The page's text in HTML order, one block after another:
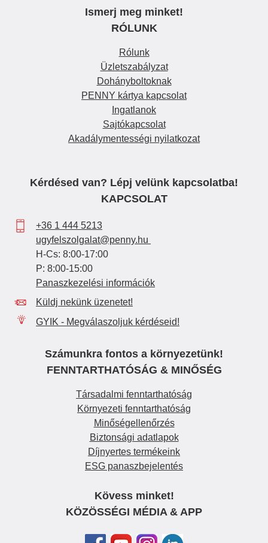
Ismerj meg minket!
RÓLUNK
Rólunk
Üzletszabályzat
Dohányboltoknak
PENNY kártya kapcsolat
Ingatlanok
Sajtókapcsolat
Akadálymentességi nyilatkozat
Kérdésed van? Lépj velünk kapcsolatba!
KAPCSOLAT
+36 1 444 5213
ugyfelszolgalat@penny.hu
H-Cs: 8:00-17:00
P: 8:00-15:00
Panaszkezelési információk
Küldj nekünk üzenetet!
GYIK - Megválaszoljuk kérdéseid!
Számunkra fontos a környezetünk!
FENNTARTHATÓSÁG & MINŐSÉG
Társadalmi fenntarthatóság
Környezeti fenntarthatóság
Minőségellenőrzés
Biztonsági adatlapok
Díjnyertes termékeink
ESG panaszbejelentés
Kövess minket!
KÖZÖSSÉGI MÉDIA & APP